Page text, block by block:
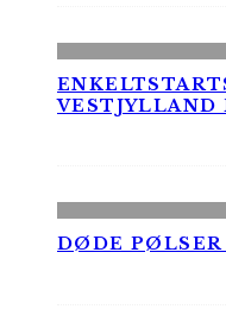
VESTJYLLAND
DØDE